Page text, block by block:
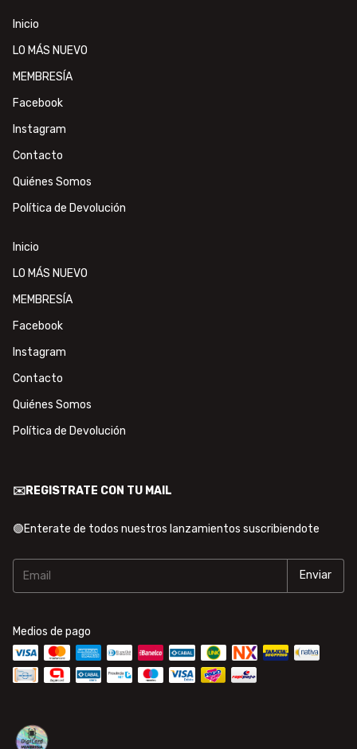
Inicio
LO MÁS NUEVO
MEMBRESÍA
Facebook
Instagram
Contacto
Quiénes Somos
Política de Devolución
Inicio
LO MÁS NUEVO
MEMBRESÍA
Facebook
Instagram
Contacto
Quiénes Somos
Política de Devolución
✉️REGISTRATE CON TU MAIL
🟢Enterate de todos nuestros lanzamientos suscribiendote
Medios de pago